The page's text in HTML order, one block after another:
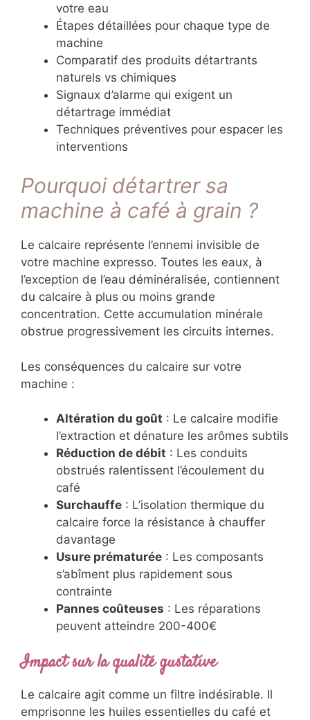
votre eau
Étapes détaillées pour chaque type de
machine
Comparatif des produits détartrants
naturels vs chimiques
Signaux d’alarme qui exigent un
détartrage immédiat
Techniques préventives pour espacer les
interventions
Pourquoi détartrer sa
machine à café à grain ?
Le calcaire représente l’ennemi invisible de
votre machine expresso. Toutes les eaux, à
l’exception de l’eau déminéralisée, contiennent
du calcaire à plus ou moins grande
concentration. Cette accumulation minérale
obstrue progressivement les circuits internes.
Les conséquences du calcaire sur votre
machine :
Altération du goût : Le calcaire modifie
l’extraction et dénature les arômes subtils
Réduction de débit : Les conduits
obstrués ralentissent l’écoulement du
café
Surchauffe : L’isolation thermique du
calcaire force la résistance à chauffer
davantage
Usure prématurée : Les composants
s’abîment plus rapidement sous
contrainte
Pannes coûteuses : Les réparations
peuvent atteindre 200-400€
Impact sur la qualité gustative
Le calcaire agit comme un filtre indésirable. Il
emprisonne les huiles essentielles du café et